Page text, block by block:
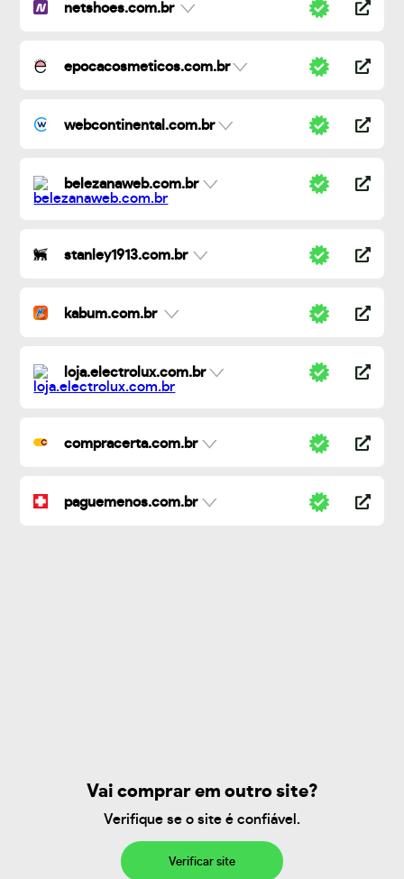
netshoes.com.br
epocacosmeticos.com.br
webcontinental.com.br
belezanaweb.com.br
stanley1913.com.br
kabum.com.br
loja.electrolux.com.br
compracerta.com.br
paguemenos.com.br
Vai comprar em outro site?
Verifique se o site é confiável.
Verificar site